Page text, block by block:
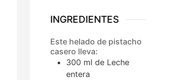
INGREDIENTES
Este helado de pistacho
casero lleva:
300 ml de Leche
entera